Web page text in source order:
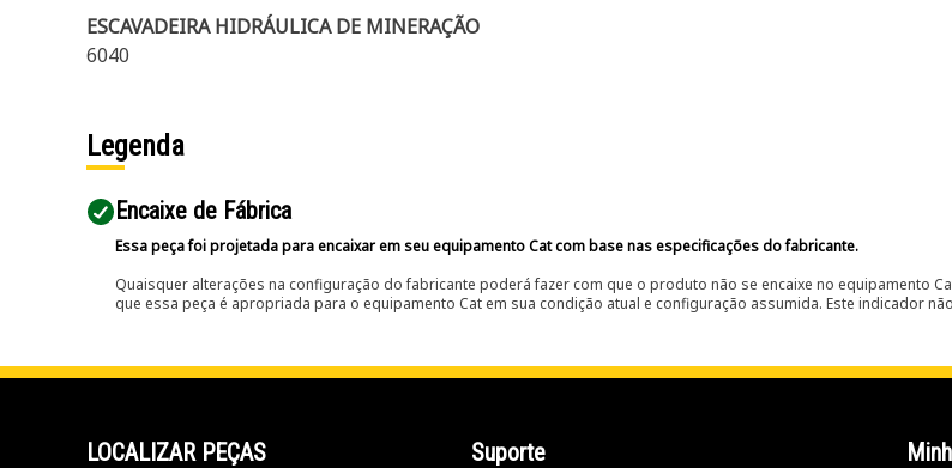
ESCAVADEIRA HIDRÁULICA DE MINERAÇÃO
6040
Legenda
Encaixe de Fábrica
Essa peça foi projetada para encaixar em seu equipamento Cat com base nas especificações do fabricante.
Quaisquer alterações na configuração do fabricante poderá fazer com que o produto não se encaixe no equipamento
que essa peça é apropriada para o equipamento Cat em sua condição atual e configuração assumida. Este indicador
LOCALIZAR PEÇAS Suporte